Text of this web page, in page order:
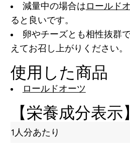
減量中の場合は ロールド
ると良いです。
卵やチーズとも相性抜群
えてお召し上がりください。
使用した商品
ロールドオーツ
【栄養成分表示】
1人分あたり